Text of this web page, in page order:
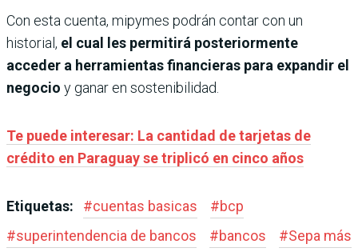
Con esta cuenta, mipymes podrán contar con un
historial, el cual les permitirá posteriormente
acceder a herramientas financieras para expandir el
negocio y ganar en sostenibilidad.
Te puede interesar: La cantidad de tarjetas de
crédito en Paraguay se triplicó en cinco años
Etiquetas: #cuentas basicas #bcp
#superintendencia de bancos #bancos #Sepa más